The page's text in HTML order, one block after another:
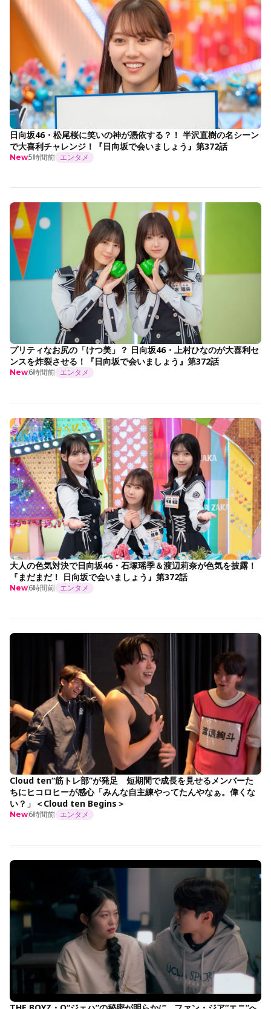
日向坂46・松尾桜に笑いの神が憑依する？！ 半沢直樹の名シーン
で大喜利チャレンジ！『日向坂で会いましょう』第372話
New5時間前 エンタメ
プリティなお尻の「けつ美」？ 日向坂46・上村ひなのが大喜利セ
ンスを炸裂させる！『日向坂で会いましょう』第372話
New6時間前 エンタメ
大人の色気対決で日向坂46・石塚瑶季＆渡辺莉奈が色気を披露！
『まだまだ！ 日向坂で会いましょう』第372話
New6時間前 エンタメ
Cloud ten“筋トレ部”が発足 短期間で成長を見せるメンバーた
ちにヒコロヒーが感心「みんな自主練やってたんやなぁ。偉くな
い？」＜Cloud ten Begins＞
New6時間前 エンタメ